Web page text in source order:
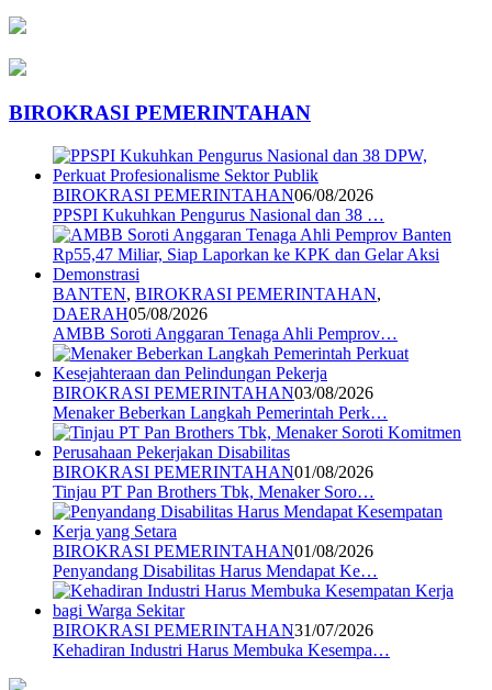
BIROKRASI PEMERINTAHAN
BIROKRASI PEMERINTAHAN06/08/2026
PPSPI Kukuhkan Pengurus Nasional dan 38 …
BANTEN, BIROKRASI PEMERINTAHAN,
DAERAH05/08/2026
AMBB Soroti Anggaran Tenaga Ahli Pemprov…
BIROKRASI PEMERINTAHAN03/08/2026
Menaker Beberkan Langkah Pemerintah Perk…
BIROKRASI PEMERINTAHAN01/08/2026
Tinjau PT Pan Brothers Tbk, Menaker Soro…
BIROKRASI PEMERINTAHAN01/08/2026
Penyandang Disabilitas Harus Mendapat Ke…
BIROKRASI PEMERINTAHAN31/07/2026
Kehadiran Industri Harus Membuka Kesempa…